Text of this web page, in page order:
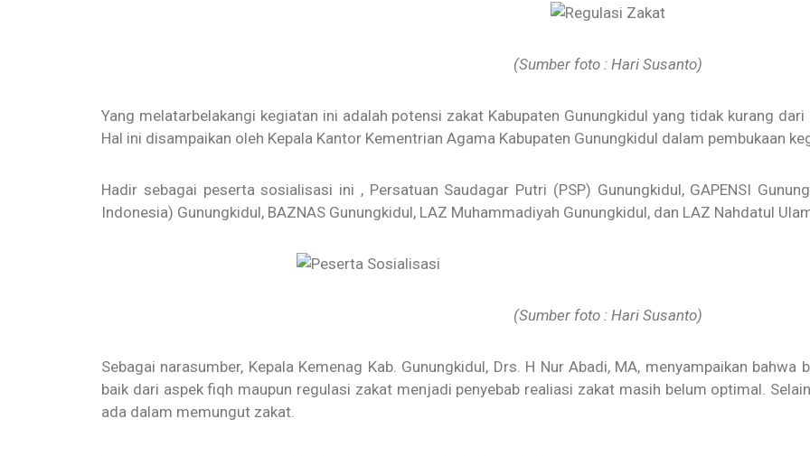
(Sumber foto : Hari Susanto)
Yang melatarbelakangi kegiatan ini adalah potensi zakat Kabupaten Gunungkidul yang tidak kurang
Hal ini disampaikan oleh Kepala Kantor Kementrian Agama Kabupaten Gunungkidul dalam pembukaan
Hadir sebagai peserta sosialisasi ini , Persatuan Saudagar Putri (PSP) Gunungkidul, GAPENSI
Indonesia) Gunungkidul, BAZNAS Gunungkidul, LAZ Muhammadiyah Gunungkidul, dan LAZ Nahdatul
(Sumber foto : Hari Susanto)
Sebagai narasumber, Kepala Kemenag Kab. Gunungkidul, Drs. H Nur Abadi, MA, menyampaikan
baik dari aspek fiqh maupun regulasi zakat menjadi penyebab realiasi zakat masih belum optimal.
ada dalam memungut zakat.